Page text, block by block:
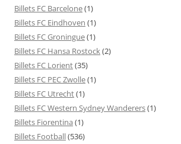
Billets FC Barcelone(1)
Billets FC Eindhoven (1)
Billets FC Groningue(1)
Billets FC Hansa Rostock(2)
Billets FC Lorient(35)
Billets FC PEC Zwolle(1)
Billets FC Utrecht(1)
Billets FC Western Sydney Wanderers(1)
Billets Fiorentina (1)
Billets Football(536)